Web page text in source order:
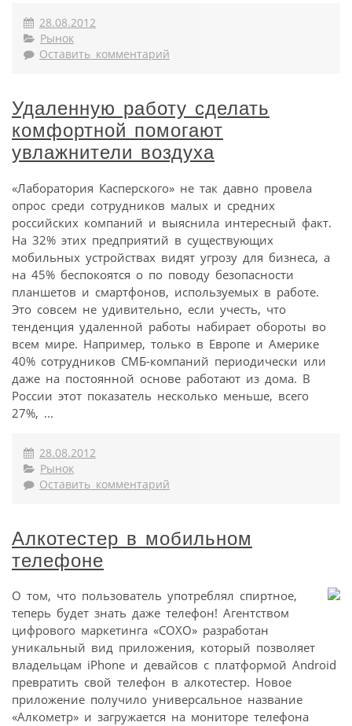
28.08.2012
Рынок
Оставить комментарий
Удаленную работу сделать
комфортной помогают
увлажнители воздуха
«Лаборатория Касперского» не так давно провела
опрос среди сотрудников малых и средних
российских компаний и выяснила интересный факт.
На 32% этих предприятий в существующих
мобильных устройствах видят угрозу для бизнеса, а
на 45% беспокоятся о по поводу безопасности
планшетов и смартфонов, используемых в работе.
Это совсем не удивительно, если учесть, что
тенденция удаленной работы набирает обороты во
всем мире. Например, только в Европе и Америке
40% сотрудников СМБ-компаний периодически или
даже на постоянной основе работают из дома. В
России этот показатель несколько меньше, всего
27%, ...
28.08.2012
Рынок
Оставить комментарий
Алкотестер в мобильном
телефоне
О том, что пользователь употреблял спиртное,
теперь будет знать даже телефон! Агентством
цифрового маркетинга «СОХО» разработан
уникальный вид приложения, который позволяет
владельцам iPhone и девайсов с платформой Android
превратить свой телефон в алкотестер. Новое
приложение получило универсальное название
«Алкометр» и загружается на мониторе телефона